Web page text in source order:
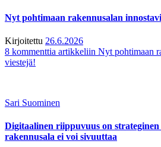
Nyt pohtimaan rakennusalan
Kirjoitettu 26.6.2026
8 kommenttia artikkeliin Nyt pohtimaan
viestejä!
Sari Suominen
Digitaalinen riippuvuus on
rakennusala ei voi sivuuttaa